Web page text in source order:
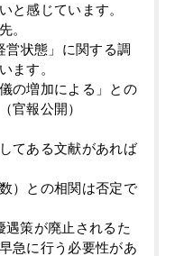
と感じています。
。
営状態」に関する調
ます。
の増加による」との
官報公開）
てある文献があれば
）との相関は否定で
策が廃止されるた
急に行う必要性があ